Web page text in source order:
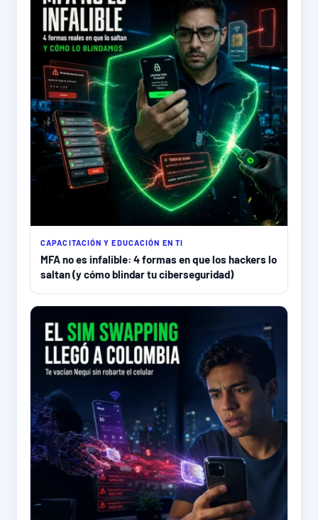
CAPACITACIÓN Y EDUCACIÓN EN TI
MFA no es infalible: 4 formas en que los hackers lo
saltan (y cómo blindar tu ciberseguridad)